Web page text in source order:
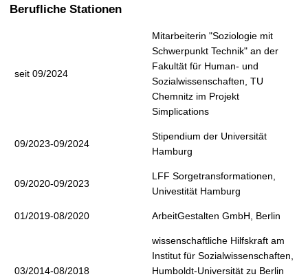
Berufliche Stationen
seit 09/2024
Mitarbeiterin "Soziologie mit
Schwerpunkt Technik" an der
Fakultät für Human- und
Sozialwissenschaften, TU
Chemnitz im Projekt
Simplications
09/2023-09/2024
Stipendium der Universität
Hamburg
09/2020-09/2023
LFF Sorgetransformationen,
Univestität Hamburg
01/2019-08/2020 ArbeitGestalten GmbH, Berlin
03/2014-08/2018
wissenschaftliche Hilfskraft am
Institut für Sozialwissenschaften,
Humboldt-Universität zu Berlin